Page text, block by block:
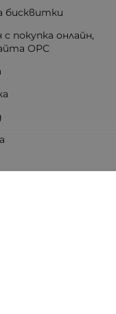
бисквитки
покупка онлайн,
ОРС